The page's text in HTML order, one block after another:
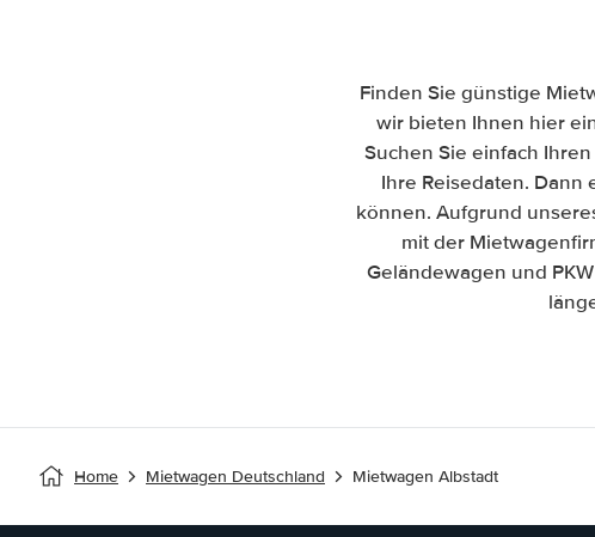
Finden Sie günstige
wir bieten Ihnen hier
Suchen Sie einfach
Ihre Reisedaten. Dann
können. Aufgrund
mit der
Geländewagen und
Home Mietwagen Deutschland Mietwagen Albstadt